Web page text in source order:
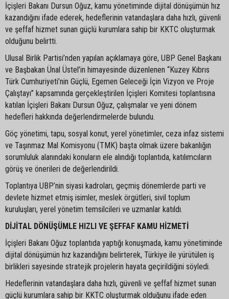
İçişleri Bakanı Dursun Oğuz, kamu yönetiminde dijital dönüşümün hız
kazandığını ifade ederek, hedeflerinin vatandaşlara daha hızlı, güvenli
ve şeffaf hizmet sunan güçlü kurumlara sahip bir KKTC oluşturmak
olduğunu belirtti.
Ulusal Birlik Partisi’nden yapılan açıklamaya göre, UBP Genel Başkanı
ve Başbakan Ünal Üstel’in himayesinde düzenlenen “Kuzey Kıbrıs
Türk Cumhuriyeti’nin Güçlü, Egemen Geleceği İçin Vizyon ve Proje
Çalıştayı” kapsamında gerçekleştirilen İçişleri Komitesi toplantısına
katılan İçişleri Bakanı Dursun Oğuz, çalışmalar ve yeni dönem
hedefleri hakkında değerlendirmelerde bulundu.
Göç yönetimi, tapu, sosyal konut, yerel yönetimler, ceza infaz sistemi
ve Taşınmaz Mal Komisyonu (TMK) başta olmak üzere bakanlığın
sorumluluk alanındaki konuların ele alındığı toplantıda, katılımcıların
görüş ve önerileri de değerlendirildi.
Toplantıya UBP’nin siyasi kadroları, geçmiş dönemlerde parti ve
devlete hizmet etmiş isimler, meslek örgütleri, sivil toplum
kuruluşları, yerel yönetim temsilcileri ve uzmanlar katıldı.
DİJİTAL DÖNÜŞÜMLE HIZLI VE ŞEFFAF KAMU HİZMETİ
İçişleri Bakanı Oğuz toplantıda yaptığı konuşmada, kamu yönetiminde
dijital dönüşümün hız kazandığını belirterek, Türkiye ile yürütülen iş
birlikleri sayesinde stratejik projelerin hayata geçirildiğini söyledi.
Hedeflerinin vatandaşlara daha hızlı, güvenli ve şeffaf hizmet sunan
güçlü kurumlara sahip bir KKTC oluşturmak olduğunu ifade eden